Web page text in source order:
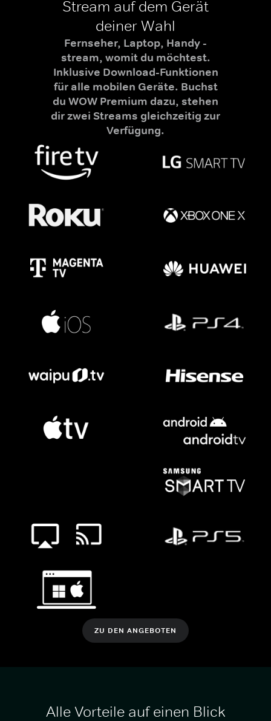
Stream auf dem Gerät
deiner Wahl
Fernseher, Laptop, Handy -
stream, womit du möchtest.
Inklusive Download-Funktionen
für alle mobilen Geräte. Buchst
du WOW Premium dazu, stehen
dir zwei Streams gleichzeitig zur
Verfügung.
ZU DEN ANGEBOTEN
Alle Vorteile auf einen Blick